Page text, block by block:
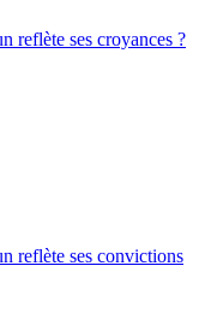
reflète ses croyances ?
reflète ses convictions